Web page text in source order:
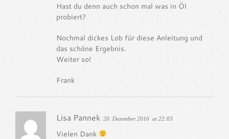
Hast du denn auch schon mal was in Öl
probiert?
Nochmal dickes Lob für diese Anleitung und
das schöne Ergebnis.
Weiter so!
Frank
Lisa Pannek 20. Dezember 2016 at 22:03
Vielen Dank